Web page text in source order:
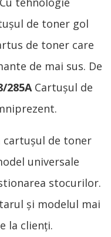
de toner gol
de toner care
de mai sus. De
285ACartușul de
cartușul de toner
universale
stocurilor.
și modelul mai
la clienți.